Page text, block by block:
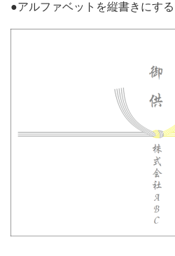
●アルファベットを縦書きにする